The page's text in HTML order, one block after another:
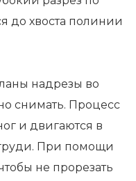
до хвоста полинии
надрезы во
снимать. Процесс
и двигаются в
При помощи
не прорезать